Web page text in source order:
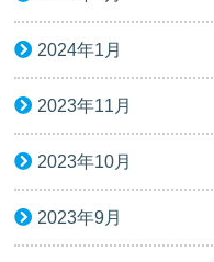
2024年1月
2023年11月
2023年10月
2023年9月